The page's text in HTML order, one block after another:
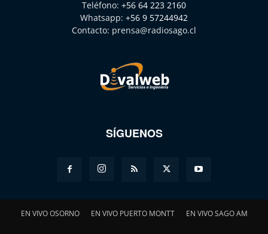
Teléfono: +56 64 223 2160
Whatsapp: +56 9 57244942
Contacto: prensa@radiosago.cl
SÍGUENOS
EN VIVO OSORNO EN VIVO PUERTO MONTT EN VIVO SAGO AM